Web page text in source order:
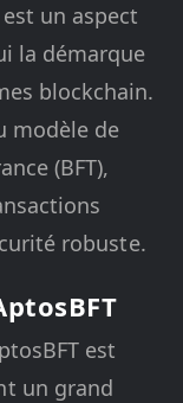
est un aspect
la démarque
blockchain.
modèle de
(BFT),
robuste.
est
un grand